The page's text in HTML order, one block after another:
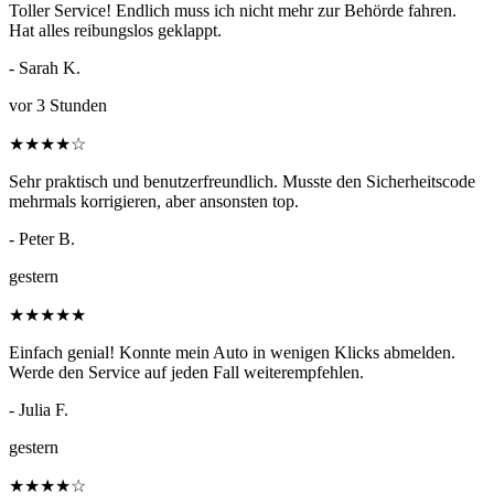
Toller Service! Endlich muss ich nicht mehr zur Behörde fahren.
Hat alles reibungslos geklappt.
- Sarah K.
vor 3 Stunden
★★★★☆
Sehr praktisch und benutzerfreundlich. Musste den Sicherheitscode
mehrmals korrigieren, aber ansonsten top.
- Peter B.
gestern
★★★★★
Einfach genial! Konnte mein Auto in wenigen Klicks abmelden.
Werde den Service auf jeden Fall weiterempfehlen.
- Julia F.
gestern
★★★★☆